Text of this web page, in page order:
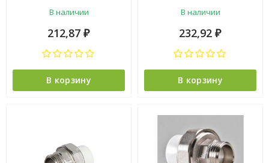
В наличии
212,87 ₽
В корзину
В наличии
232,92 ₽
В корзину